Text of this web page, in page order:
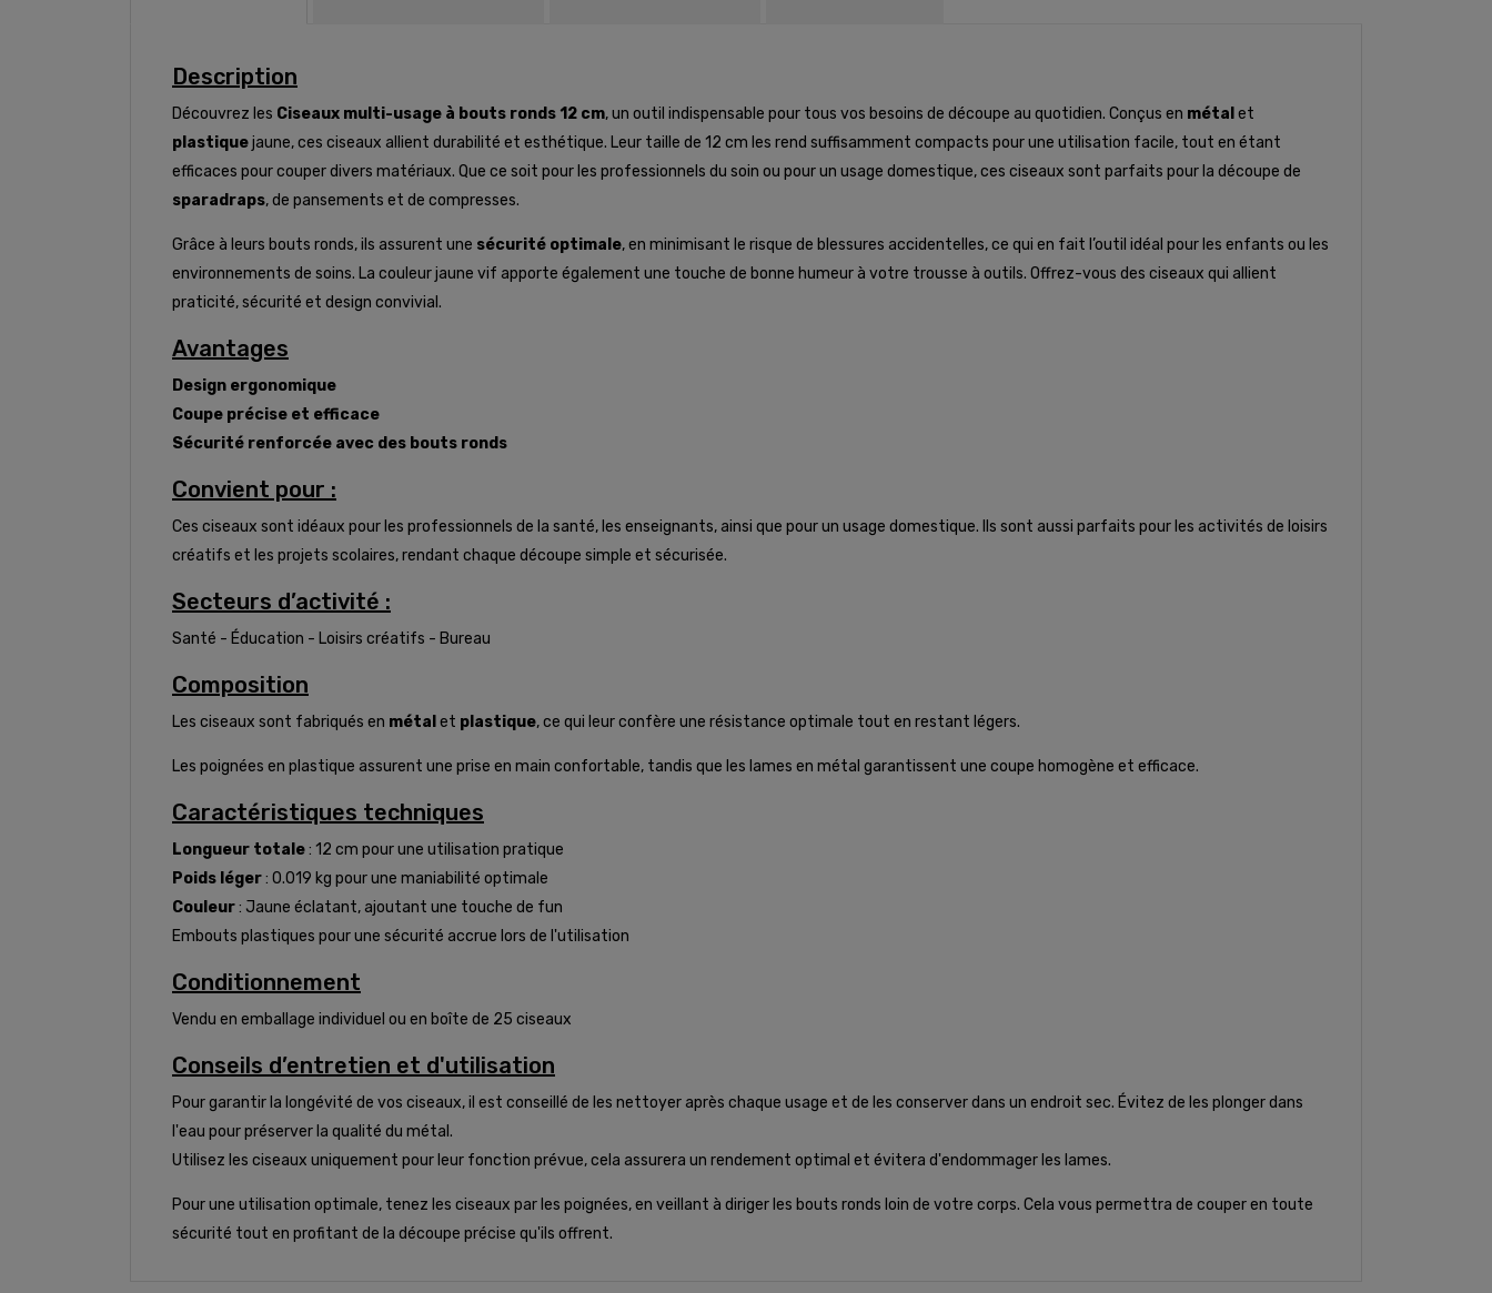
Description
Découvrez les Ciseaux multi-usage à bouts ronds 12 cm, un outil indispensable pour tous vos besoins de découpe au quotidien. Conçus en métal et
plastiquejaune, ces ciseaux allient durabilité et esthétique. Leur taille de 12 cm les rend suffisamment compacts pour une utilisation facile, tout en étant
efficaces pour couper divers matériaux. Que ce soit pour les professionnels du soin ou pour un usage domestique, ces ciseaux sont parfaits pour la découpe de
sparadraps, de pansements et de compresses.
Grâce à leurs bouts ronds, ils assurent une sécurité optimale, en minimisant le risque de blessures accidentelles, ce qui en fait l’outil idéal pour les enfants ou les
environnements de soins. La couleur jaune vif apporte également une touche de bonne humeur à votre trousse à outils. Offrez-vous des ciseaux qui allient
praticité, sécurité et design convivial.
Avantages
Design ergonomique
Coupe précise et efficace
Sécurité renforcée avec des bouts ronds
Convient pour :
Ces ciseaux sont idéaux pour les professionnels de la santé, les enseignants, ainsi que pour un usage domestique. Ils sont aussi parfaits pour les activités de loisirs
créatifs et les projets scolaires, rendant chaque découpe simple et sécurisée.
Secteurs d’activité :
Santé - Éducation - Loisirs créatifs - Bureau
Composition
Les ciseaux sont fabriqués en métal et plastique, ce qui leur confère une résistance optimale tout en restant légers.
Les poignées en plastique assurent une prise en main confortable, tandis que les lames en métal garantissent une coupe homogène et efficace.
Caractéristiques techniques
Longueur totale: 12 cm pour une utilisation pratique
Poids léger: 0.019 kg pour une maniabilité optimale
Couleur: Jaune éclatant, ajoutant une touche de fun
Embouts plastiques pour une sécurité accrue lors de l'utilisation
Conditionnement
Vendu en emballage individuel ou en boîte de 25 ciseaux
Conseils d’entretien et d'utilisation
Pour garantir la longévité de vos ciseaux, il est conseillé de les nettoyer après chaque usage et de les conserver dans un endroit sec. Évitez de les plonger dans
l'eau pour préserver la qualité du métal.
Utilisez les ciseaux uniquement pour leur fonction prévue, cela assurera un rendement optimal et évitera d'endommager les lames.
Pour une utilisation optimale, tenez les ciseaux par les poignées, en veillant à diriger les bouts ronds loin de votre corps. Cela vous permettra de couper en toute
sécurité tout en profitant de la découpe précise qu'ils offrent.